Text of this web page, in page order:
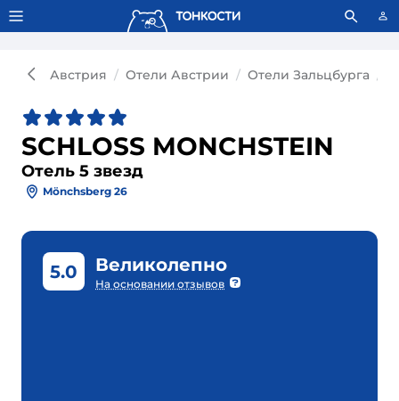
Тонкости используют сookie-файлы. Что это значит?
Австрия Отели Австрии Отели Зальцбурга
SCHLOSS MONCHSTEIN
Отель 5 звезд
Mönchsberg 26
5.0 Великолепно
На основании отзывов